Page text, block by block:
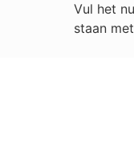
Vul het
staan